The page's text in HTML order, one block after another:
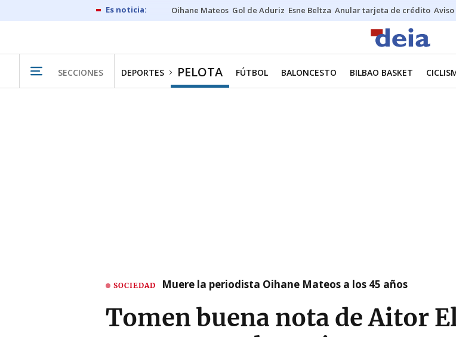
Oihane Mateos Gol de Aduriz Esne Beltza Anular tarjeta de crédito
SECCIONES DEPORTES PELOTA FÚTBOL BALONCESTO BILBAO BASKET
SOCIEDAD Muere la periodista Oihane Mateos a los 45 años
Tomen buena nota de Aitor